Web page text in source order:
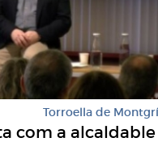
Torroella de Montgrí
com a alcaldable